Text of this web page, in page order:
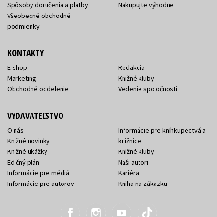
Spôsoby doručenia a platby
Všeobecné obchodné
podmienky
Nakupujte výhodne
KONTAKTY
E-shop
Marketing
Obchodné oddelenie
Redakcia
Knižné kluby
Vedenie spoločnosti
VYDAVATEĽSTVO
O nás
Knižné novinky
Knižné ukážky
Edičný plán
Informácie pre médiá
Informácie pre autorov
Informácie pre kníhkupectvá a
knižnice
Knižné kluby
Naši autori
Kariéra
Kniha na zákazku